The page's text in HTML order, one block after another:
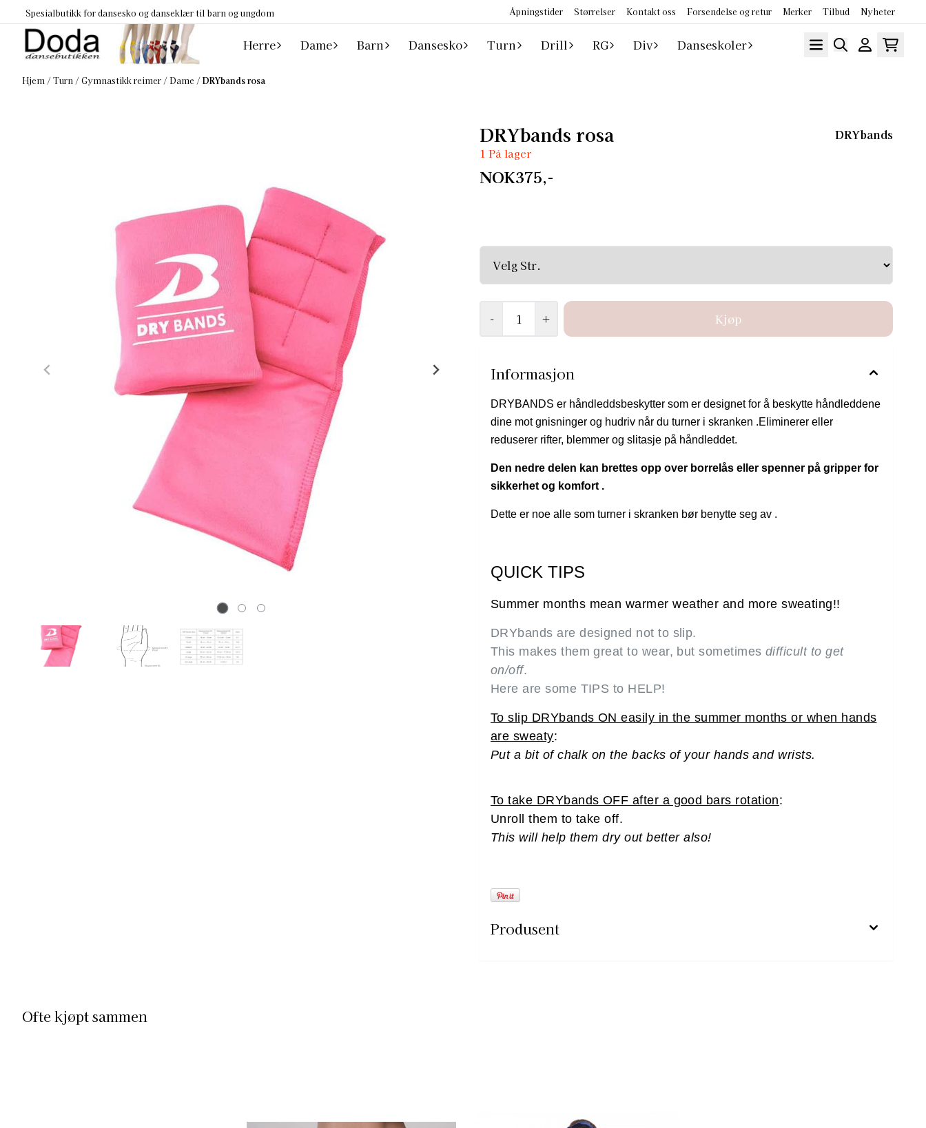
Hopp til innhold
Spesialbutikk for dansesko og danseklær til barn og ungdom Åpningstider Størrelser Kontakt oss Forsendelse og retur Merker Tilbud Nyheter
Herre Dame Barn Dansesko Turn Drill RG Div Danseskoler
Hjem /Turn /Gymnastikk reimer /Dame /DRYbands rosa
DRYbands rosa DRYbands
1 På lager
NOK375,-
turner i skranken bør benytte seg av . QUICK TIPS Summer months mean warmer
weather and more sweating!! DRYbands are designed not to slip. This makes them
great to wear, but sometimes difficult to get on/off . Here are some TIPS to HELP!
To slip DRYbands ON easily in the summer months or when hands are sweaty : Put
a bit of chalk on the backs of your hands and wrists. To take DRYbands OFF after
a good bars rotation : Unroll them to take off. This will help them dry out better
also!
- +
Informasjon
DRYBANDS er håndleddsbeskytter som er designet for å beskytte håndleddene
dine mot gnisninger og hudriv når du turner i skranken .Eliminerer eller
reduserer rifter, blemmer og slitasje på håndleddet.
Den nedre delen kan brettes opp over borrelås eller spenner på gripper for
sikkerhet og komfort .
Dette er noe alle som turner i skranken bør benytte seg av .
QUICK TIPS
Summer months mean warmer weather and more sweating!!
DRYbands are designed not to slip.
This makes them great to wear, but sometimes difficult to get
on/off.
Here are some TIPS to HELP!
To slip DRYbands ON easily in the summer months or when hands
are sweaty:
Put a bit of chalk on the backs of your hands and wrists.
To take DRYbands OFF after a good bars rotation:
Unroll them to take off.
This will help them dry out better also!
Produsent
Ofte kjøpt sammen